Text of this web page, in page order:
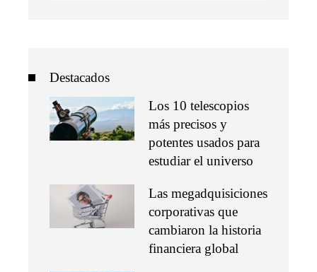
Destacados
Los 10 telescopios
más precisos y
potentes usados para
estudiar el universo
Las megadquisiciones
corporativas que
cambiaron la historia
financiera global